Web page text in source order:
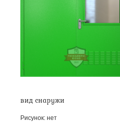
вид снаружи
Рисунок: нет